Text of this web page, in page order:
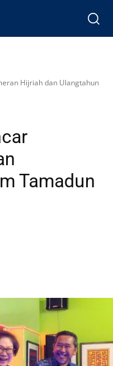
Hijriah dan Ulangtahun
Tamadun